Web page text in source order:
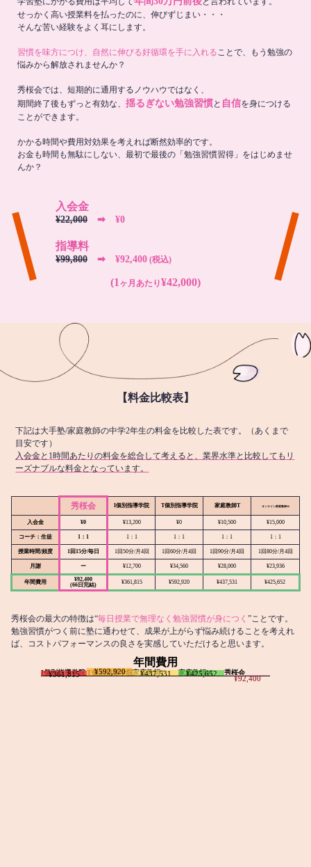
せっかく高い授業料を払ったのに、伸びずじまい・・・
そんな苦い経験をよく耳にします。
習慣を味方につけ、自然に伸びる好循環を手に入れることで、もう勉強の
悩みから解放されませんか？
秀桜会では、短期的に通用するノウハウではなく、
期間終了後もずっと有効な、 揺るぎない勉強習慣と 自信を身につける
ことができます。
かかる時間や費用対効果を考えれば断然効率的です。
お金も時間も無駄にしない、最初で最後の「勉強習慣習得」をはじめませ
んか？
入会金
¥22,000 ➡︎ ¥0
指導料
¥99,800 ➡︎ ¥92,400 (税込)
(1 ヶ月あたり¥42,000)
【料金比較表】
下記は大手塾/家庭教師の中学2年生の料金を比較した表です。（あくまで
目安です）
入会金と1時間あたりの料金を総合して考えると、業界水準と比較してもリ
ーズナブルな料金となっています。
秀桜会 I個別指導学院 T個別指導学院 家庭教師T オンライン家庭教師M
入会金 ¥0 ¥13,200 ¥0 ¥10,500 ¥15,000
コーチ：生徒 1：1 1：1 1：1 1：1 1：1
授業時間/頻度 1回15分/毎日 1回50分/月4回 1回60分/月4回 1回90分/月4回 1回80分/月4回
月謝 ー ¥12,700 ¥34,560 ¥28,000 ¥23,936
年間費用
¥92,400
(66日完結)
¥361,815 ¥592,920 ¥437,531 ¥425,652
秀桜会の最大の特徴は“毎日授業で無理なく勉強習慣が身につく ”ことです。
勉強習慣がつく前に塾に通わせて、成果が上がらず悩み続けることを考えれ
ば、コストパフォーマンスの良さを実感していただけると思います。
年間費用
I個別指導学院
¥361,815 T個別指導学院
¥592,920 家庭教師T
¥437,531 家庭教師M
¥425,652 秀桜会
¥92,400